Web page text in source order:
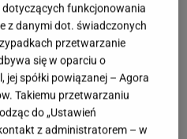
temat aktorskiej
"Gazetą Wyborczą"
dość aktorstwa",
iKubą Wojewódzkim
że nie chce już długo
ponownie do tego tematu.
funkcjonowania
z danymi dot. świadczonych
przetwarzanie
się w oparciu o
jej spółki powiązanej – Agora
Takiemu przetwarzaniu
do „Ustawień
z administratorem – w